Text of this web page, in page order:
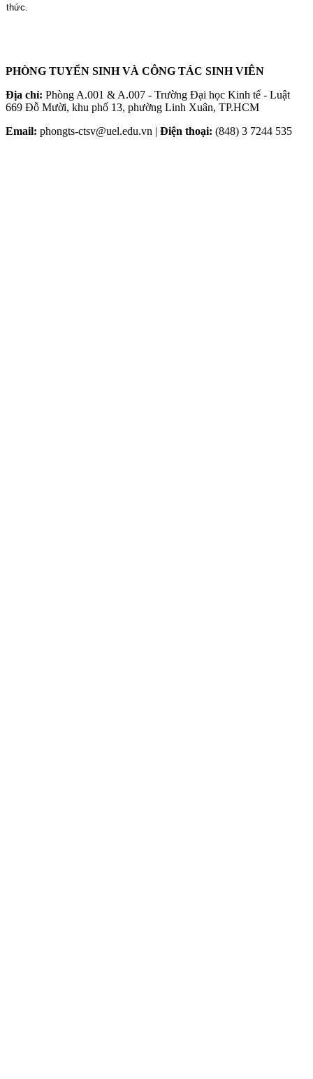
thức.
PHÒNG TUYỂN SINH VÀ CÔNG TÁC SINH VIÊN
Địa chỉ: Phòng A.001 & A.007 - Trường Đại học Kinh tế - Luật
669 Đỗ Mười, khu phố 13, phường Linh Xuân, TP.HCM
Email: phongts-ctsv@uel.edu.vn | Điện thoại: (848) 3 7244 535